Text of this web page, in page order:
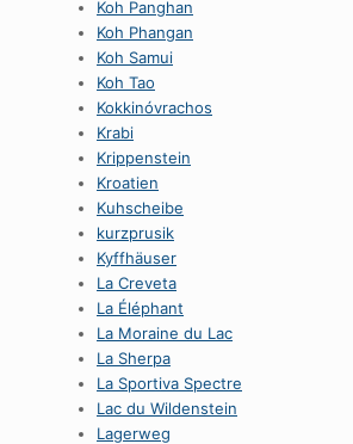
Koh Panghan
Koh Phangan
Koh Samui
Koh Tao
Kokkinóvrachos
Krabi
Krippenstein
Kroatien
Kuhscheibe
kurzprusik
Kyffhäuser
La Creveta
La Éléphant
La Moraine du Lac
La Sherpa
La Sportiva Spectre
Lac du Wildenstein
Lagerweg